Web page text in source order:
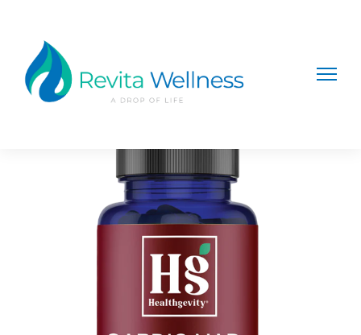
Home/ Suplementos y Vitaminas/ Cardio NAD+